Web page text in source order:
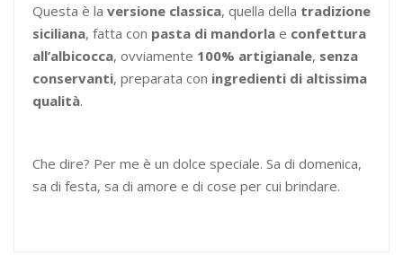
Questa è la versione classica, quella della tradizione
siciliana, fatta con pasta di mandorla e confettura
all’albicocca, ovviamente 100% artigianale, senza
conservanti, preparata con ingredienti di altissima
qualità.
Che dire? Per me è un dolce speciale. Sa di domenica,
sa di festa, sa di amore e di cose per cui brindare.